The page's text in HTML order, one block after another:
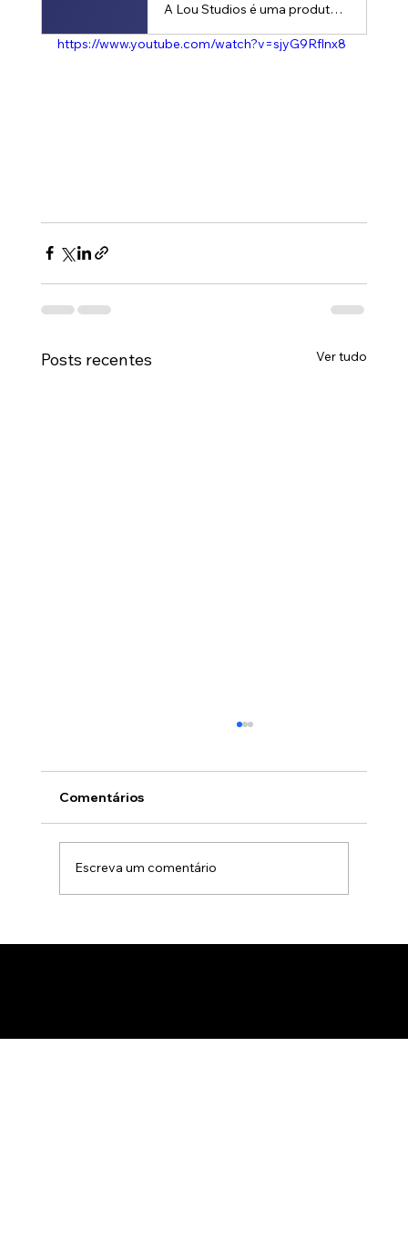
A Lou Studios é uma produtora de vídeos, especializada em motion design, animação 2D e 3D. Temos o vídeo certo para suas redes sociais!
https://www.youtube.com/watch?v=sjyG9Rflnx8
Posts recentes Ver tudo
Comentários
Escreva um comentário